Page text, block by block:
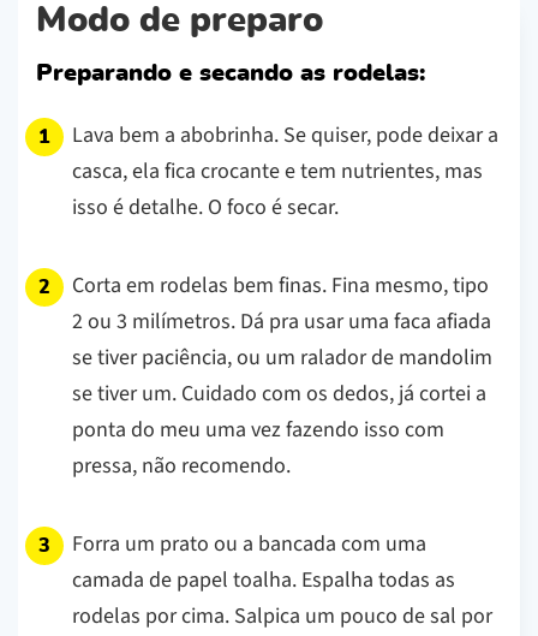
Modo de preparo
Preparando e secando as rodelas:
Lava bem a abobrinha. Se quiser, pode deixar a
casca, ela fica crocante e tem nutrientes, mas
isso é detalhe. O foco é secar.
Corta em rodelas bem finas. Fina mesmo, tipo
2 ou 3 milímetros. Dá pra usar uma faca afiada
se tiver paciência, ou um ralador de mandolim
se tiver um. Cuidado com os dedos, já cortei a
ponta do meu uma vez fazendo isso com
pressa, não recomendo.
Forra um prato ou a bancada com uma
camada de papel toalha. Espalha todas as
rodelas por cima. Salpica um pouco de sal por